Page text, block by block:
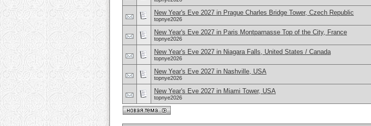
New Year's Eve 2027 in Prague Charles Bridge Tower, Czech Republic
topnye2026
New Year's Eve 2027 in Paris Montparnasse Top of the City, France
topnye2026
New Year's Eve 2027 in Niagara Falls, United States / Canada
topnye2026
New Year's Eve 2027 in Nashville, USA
topnye2026
New Year's Eve 2027 in Miami Tower, USA
topnye2026